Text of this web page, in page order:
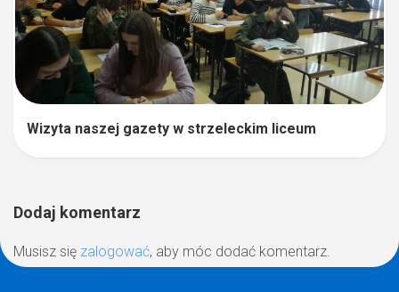
Wizyta naszej gazety w strzeleckim liceum
Dodaj komentarz
Musisz się zalogować, aby móc dodać komentarz.